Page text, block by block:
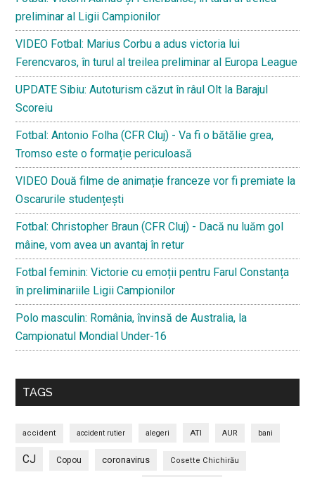
preliminar al Ligii Campionilor
VIDEO Fotbal: Marius Corbu a adus victoria lui
Ferencvaros, în turul al treilea preliminar al Europa League
UPDATE Sibiu: Autoturism căzut în râul Olt la Barajul
Scoreiu
Fotbal: Antonio Folha (CFR Cluj) - Va fi o bătălie grea,
Tromso este o formație periculoasă
VIDEO Două filme de animație franceze vor fi premiate la
Oscarurile studențești
Fotbal: Christopher Braun (CFR Cluj) - Dacă nu luăm gol
mâine, vom avea un avantaj în retur
Fotbal feminin: Victorie cu emoții pentru Farul Constanța
în preliminariile Ligii Campionilor
Polo masculin: România, învinsă de Australia, la
Campionatul Mondial Under-16
TAGS
accident accident rutier alegeri ATI AUR bani
CJ Copou coronavirus Cosette Chichirău